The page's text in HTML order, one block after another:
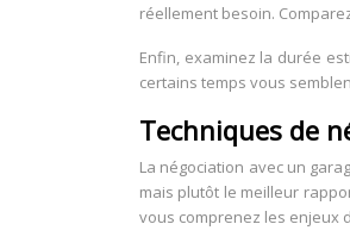
réellement besoin.
Enfin, examinez la durée
certains temps vous
Techniques de
La négociation avec un
mais plutôt le meilleur
vous comprenez les enjeux